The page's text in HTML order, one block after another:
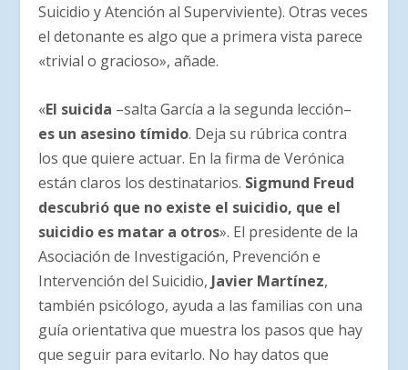
Suicidio y Atención al Superviviente). Otras veces
el detonante es algo que a primera vista parece
«trivial o gracioso», añade.
«El suicida –salta García a la segunda lección–
es un asesino tímido. Deja su rúbrica contra
los que quiere actuar. En la firma de Verónica
están claros los destinatarios. Sigmund Freud
descubrió que no existe el suicidio, que el
suicidio es matar a otros». El presidente de la
Asociación de Investigación, Prevención e
Intervención del Suicidio, Javier Martínez,
también psicólogo, ayuda a las familias con una
guía orientativa que muestra los pasos que hay
que seguir para evitarlo. No hay datos que